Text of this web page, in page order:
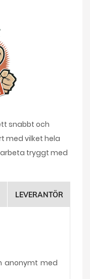
snabbt och
med vilket hela
tryggt med
LEVERANTÖR
anonymt med